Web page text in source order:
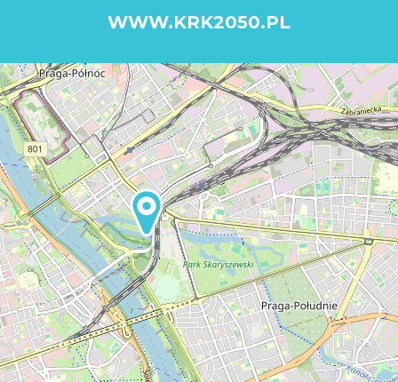
WWW.KRK2050.PL